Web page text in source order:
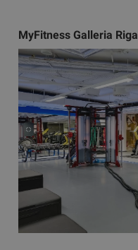
MyFitness Galleria Riga